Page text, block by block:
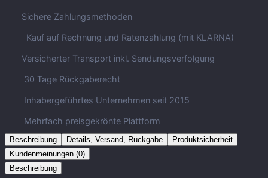
Sichere Zahlungsmethoden
Kauf auf Rechnung und Ratenzahlung (mit KLARNA)
Versicherter Transport inkl. Sendungsverfolgung
30 Tage Rückgaberecht
Inhabergeführtes Unternehmen seit 2015
Mehrfach preisgekrönte Plattform
Beschreibung Details, Versand, Rückgabe
Produktsicherheit
Kundenmeinungen (0)
Beschreibung